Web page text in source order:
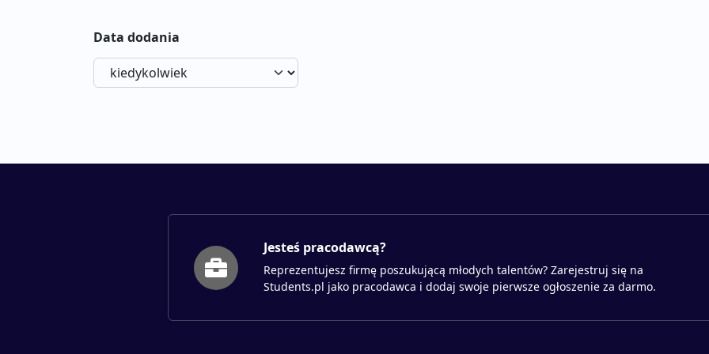
Data dodania
Jesteś pracodawcą?
Reprezentujesz firmę poszukującą młodych talentów? Zarejestruj się na
Students.pl jako pracodawca i dodaj swoje pierwsze ogłoszenie za darmo.